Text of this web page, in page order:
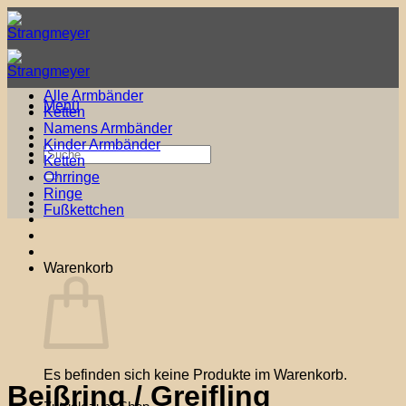
Zum
Inhalt
springen
Menü
Suche
nach:
Warenkorb
Es befinden sich keine Produkte im Warenkorb.
Alle Armbänder
Ketten
Namens Armbänder
Kinder Armbänder
Ketten
Ohrringe
Ringe
Fußkettchen
Beißring / Greifling